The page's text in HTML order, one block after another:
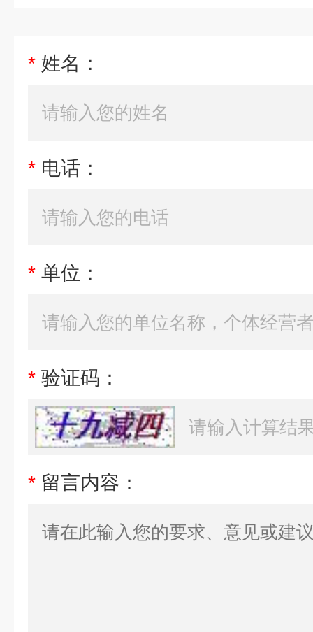
* 姓名：
* 电话：
* 单位：
* 验证码：
* 留言内容：